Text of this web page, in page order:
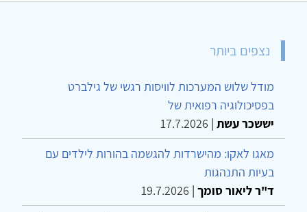
נצפים ביותר
מודל שלוש המערכות לוויסות רגשי של גילברט
בפסיכולוגיה רפואית של
יששכר עשת |
17.7.2026
מאגו לאקו: מהישרדות להגשמה בהורות לילדים עם
בעיות התנהגות
ד"ר ליאור סומך |
19.7.2026